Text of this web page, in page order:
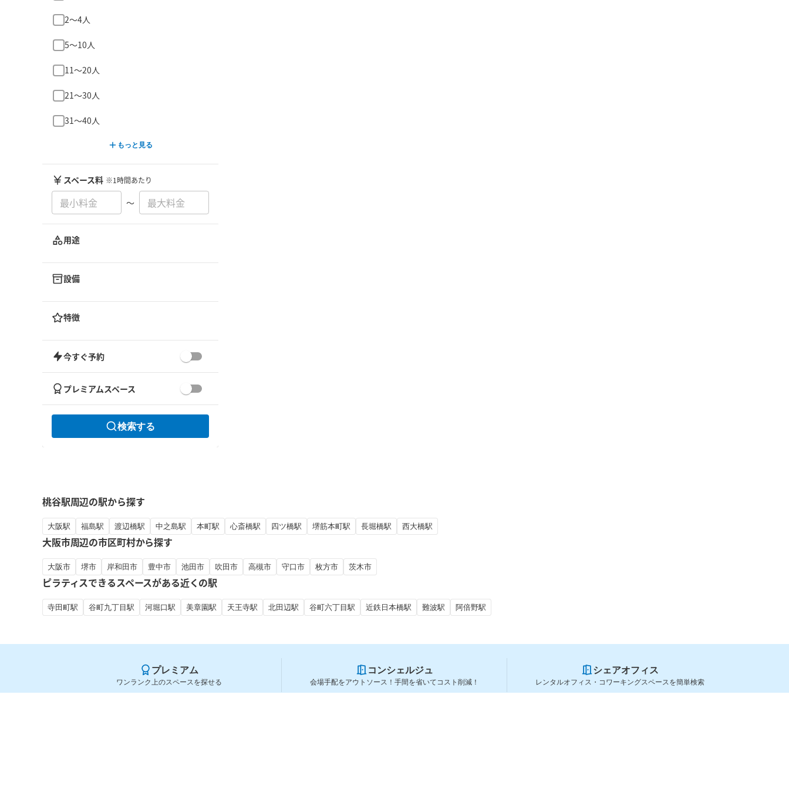
2〜4人
5〜10人
11〜20人
21〜30人
31〜40人
もっと見る
スペース料 ※1時間あたり
〜
用途
設備
特徴
今すぐ予約
プレミアムスペース
検索する
桃谷駅周辺の駅から探す
大阪駅 福島駅 渡辺橋駅 中之島駅 本町駅 心斎橋駅 四ツ橋駅 堺筋本町駅 長堀橋駅 西大橋駅
大阪市周辺の市区町村から探す
大阪市 堺市 岸和田市 豊中市 池田市 吹田市 高槻市 守口市 枚方市 茨木市
ピラティスできるスペースがある近くの駅
寺田町駅 谷町九丁目駅 河堀口駅 美章園駅 天王寺駅 北田辺駅 谷町六丁目駅 近鉄日本橋駅 難波駅 阿倍野駅
プレミアム
ワンランク上のスペースを探せる
コンシェルジュ
会場手配をアウトソース！手間を省いてコスト削減！
シェアオフィス
レンタルオフィス・コワーキングスペースを簡単検索